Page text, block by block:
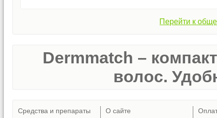
Перейти к
Dermmatch –
волос.
Средства и препараты
О сайте